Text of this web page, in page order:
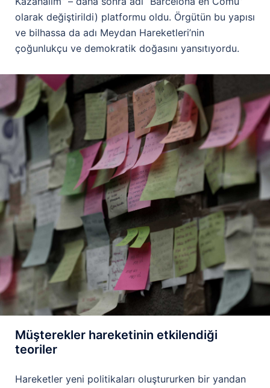
olarak değiştirildi) platformu oldu. Örgütün bu yapısı
ve bilhassa da adı Meydan Hareketleri’nin
çoğunlukçu ve demokratik doğasını yansıtıyordu.
Müşterekler hareketinin etkilendiği
teoriler
Hareketler yeni politikaları oluştururken bir yandan